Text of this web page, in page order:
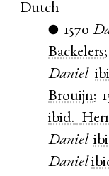
Dutch
● 1570
Backelers;
Daniel
Brouijn;
ibid.
Daniel
Daniel